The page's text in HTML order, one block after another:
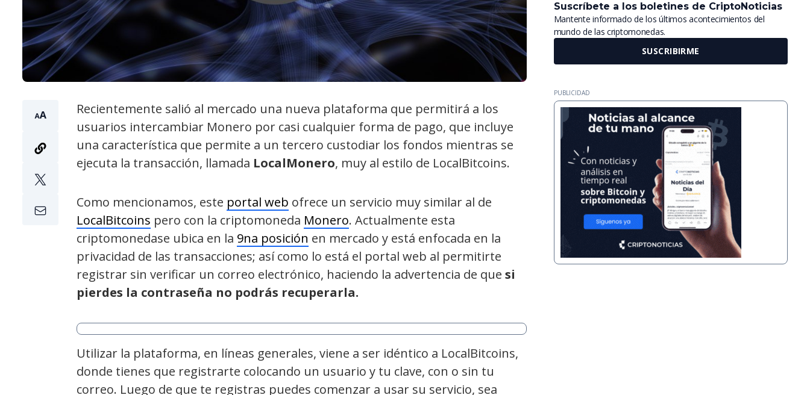
Recientemente salió al mercado una nueva plataforma que permitirá a los
usuarios intercambiar Monero por casi cualquier forma de pago, que incluye
una característica que permite a un tercero custodiar los fondos mientras se
ejecuta la transacción, llamada LocalMonero, muy al estilo de LocalBitcoins.
Como mencionamos, este portal web ofrece un servicio muy similar al de
LocalBitcoins pero con la criptomoneda Monero. Actualmente esta
criptomonedase ubica en la 9na posición en mercado y está enfocada en la
privacidad de las transacciones; así como lo está el portal web al permitirte
registrar sin verificar un correo electrónico, haciendo la advertencia de que si
pierdes la contraseña no podrás recuperarla.
Utilizar la plataforma, en líneas generales, viene a ser idéntico a LocalBitcoins,
donde tienes que registrarte colocando un usuario y tu clave, con o sin tu
correo. Luego de que te registras puedes comenzar a usar su servicio, sea
Suscríbete a los boletines de CriptoNoticias
Mantente informado de los últimos acontecimientos del
mundo de las criptomonedas.
SUSCRIBIRME
PUBLICIDAD